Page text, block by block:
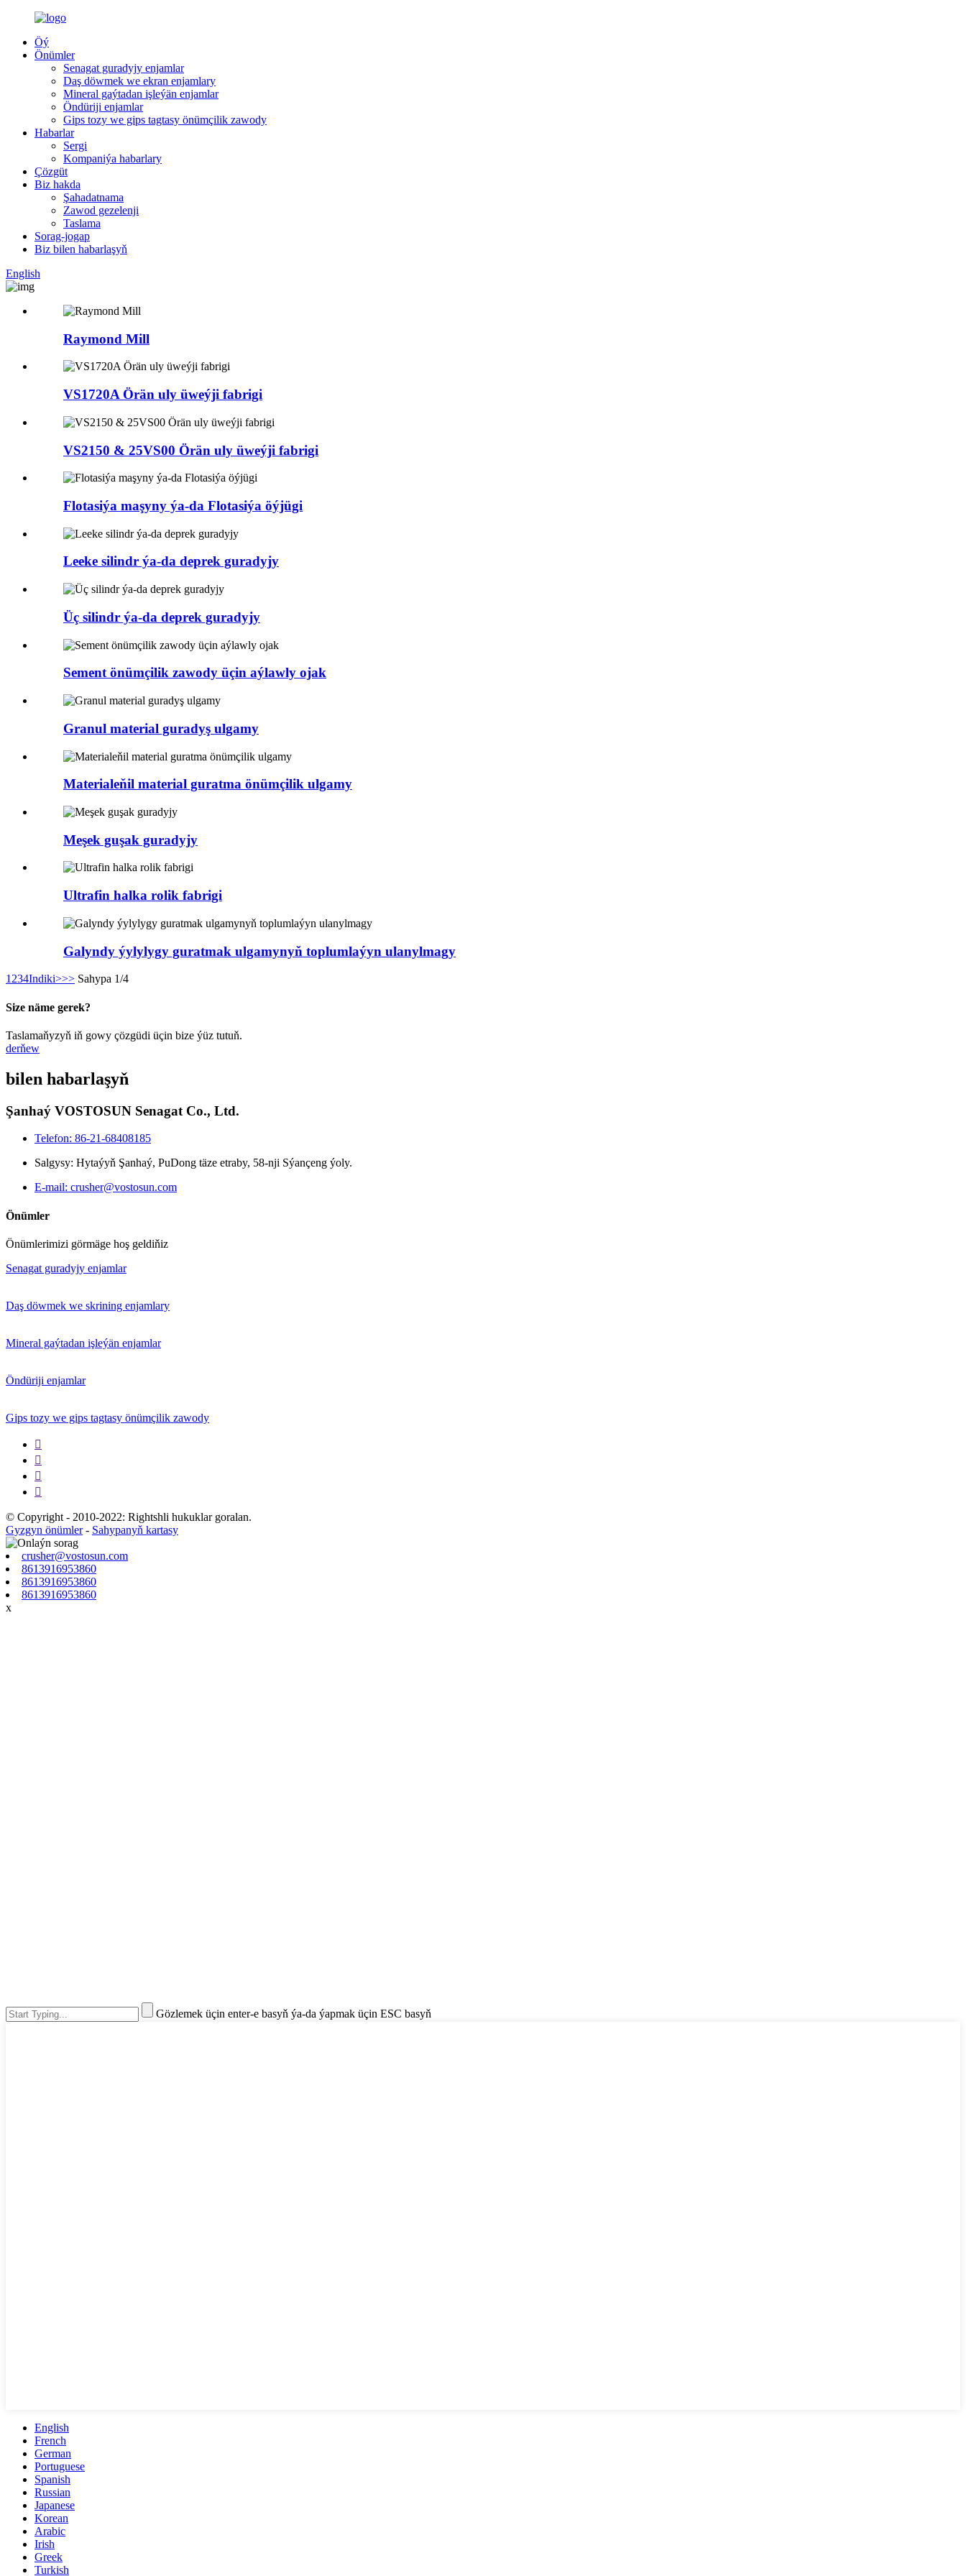
Öý
Önümler
Senagat guradyjy enjamlar
Daş döwmek we ekran enjamlary
Mineral gaýtadan işleýän enjamlar
Öndüriji enjamlar
Gips tozy we gips tagtasy önümçilik zawody
Habarlar
Sergi
Kompaniýa habarlary
Çözgüt
Biz hakda
Şahadatnama
Zawod gezelenji
Taslama
Sorag-jogap
Biz bilen habarlaşyň
English
Raymond Mill
VS1720A Örän uly üweýji fabrigi
VS2150 & 25VS00 Örän uly üweýji fabrigi
Flotasiýa maşyny ýa-da Flotasiýa öýjügi
Leeke silindr ýa-da deprek guradyjy
Üç silindr ýa-da deprek guradyjy
Sement önümçilik zawody üçin aýlawly ojak
Granul material guradyş ulgamy
Materialeňil material guratma önümçilik ulgamy
Meşek guşak guradyjy
Ultrafin halka rolik fabrigi
Galyndy ýylylygy guratmak ulgamynyň toplumlaýyn ulanylmagy
1 234Indiki>>> Sahypa 1/4
Size näme gerek?
Taslamaňyzyň iň gowy çözgüdi üçin bize ýüz tutuň.
derňew
bilen habarlaşyň
Şanhaý VOSTOSUN Senagat Co., Ltd.
Telefon: 86-21-68408185
Salgysy: Hytaýyň Şanhaý, PuDong täze etraby, 58-nji Sýançeng ýoly.
E-mail: crusher@vostosun.com
Önümler
Önümlerimizi görmäge hoş geldiňiz
Senagat guradyjy enjamlar
Daş döwmek we skrining enjamlary
Mineral gaýtadan işleýän enjamlar
Öndüriji enjamlar
Gips tozy we gips tagtasy önümçilik zawody




© Copyright - 2010-2022: Rightshli hukuklar goralan.
Gyzgyn önümler- Sahypanyň kartasy
crusher@vostosun.com
8613916953860
8613916953860
8613916953860
x
Gözlemek üçin enter-e basyň ýa-da ýapmak üçin ESC basyň
English
French
German
Portuguese
Spanish
Russian
Japanese
Korean
Arabic
Irish
Greek
Turkish